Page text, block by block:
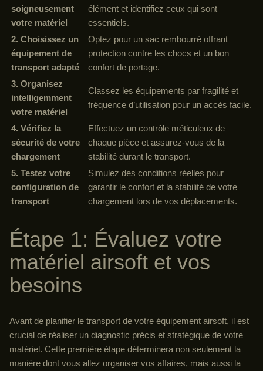
soigneusement
votre matériel
élément et identifiez ceux qui sont
essentiels.
2. Choisissez un
équipement de
transport adapté
Optez pour un sac rembourré offrant
protection contre les chocs et un bon
confort de portage.
3. Organisez
intelligemment
votre matériel
Classez les équipements par fragilité et
fréquence d’utilisation pour un accès facile.
4. Vérifiez la
sécurité de votre
chargement
Effectuez un contrôle méticuleux de
chaque pièce et assurez-vous de la
stabilité durant le transport.
5. Testez votre
configuration de
transport
Simulez des conditions réelles pour
garantir le confort et la stabilité de votre
chargement lors de vos déplacements.
Étape 1: Évaluez votre
matériel airsoft et vos
besoins
Avant de planifier le transport de votre équipement airsoft, il est
crucial de réaliser un diagnostic précis et stratégique de votre
matériel. Cette première étape déterminera non seulement la
manière dont vous allez organiser vos affaires, mais aussi la